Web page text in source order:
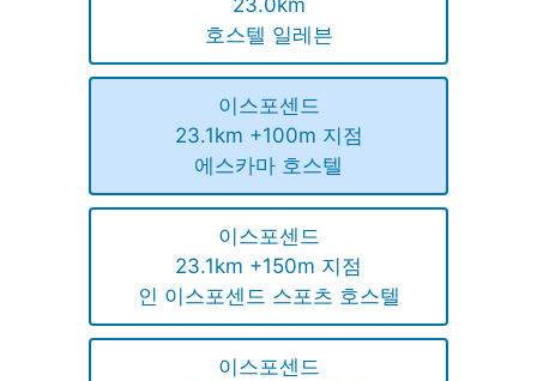
23.0km
호스텔 일레븐
이스포센드
23.1km +100m 지점
에스카마 호스텔
이스포센드
23.1km +150m 지점
인 이스포센드 스포츠 호스텔
이스포센드